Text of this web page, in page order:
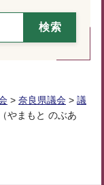
> 奈良県議会 > 議
やまもと のぶあ